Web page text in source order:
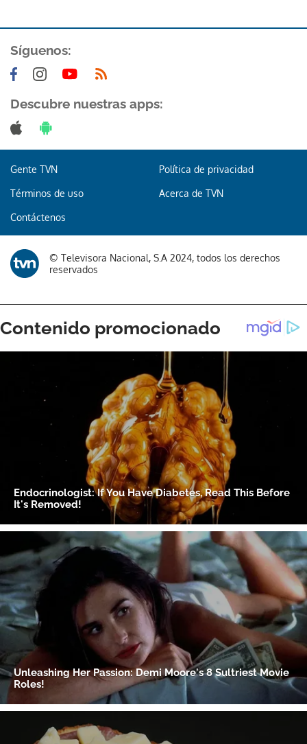
Síguenos:
Descubre nuestras apps:
Gente TVN Política de privacidad
Términos de uso Acerca de TVN
Contáctenos
© Televisora Nacional, S.A 2024, todos los derechos
reservados